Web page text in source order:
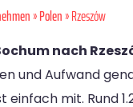
»Polen» Rzeszów
nach
und Aufwand
einfach mit. Rund